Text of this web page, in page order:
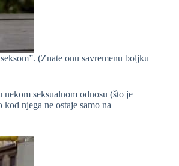
(Znate onu savremenu boljku
seksualnom odnosu (što je
njega ne ostaje samo na